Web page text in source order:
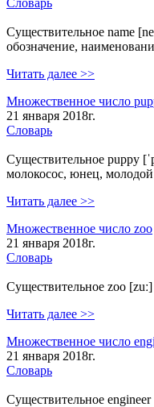
Словарь
Существительное name
обозначение,
Читать далее >>
Множественное число
21 января 2018г.
Словарь
Существительное puppy
молокосос, юнец,
Читать далее >>
Множественное число zoo
21 января 2018г.
Словарь
Существительное zoo
Читать далее >>
Множественное число
21 января 2018г.
Словарь
Существительное engineer